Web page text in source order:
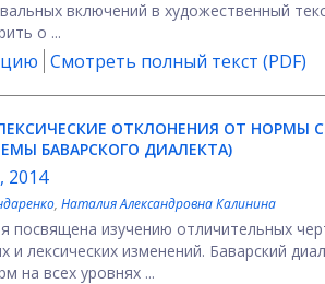
включений в художественный
о ...
Смотреть полный текст (PDF)
ОТКЛОНЕНИЯ ОТ НОРМЫ
БАВАРСКОГО ДИАЛЕКТА)
2014
, Наталия Александровна Калинина
посвящена изучению отличительных
и лексических изменений. Баварский
на всех уровнях ...